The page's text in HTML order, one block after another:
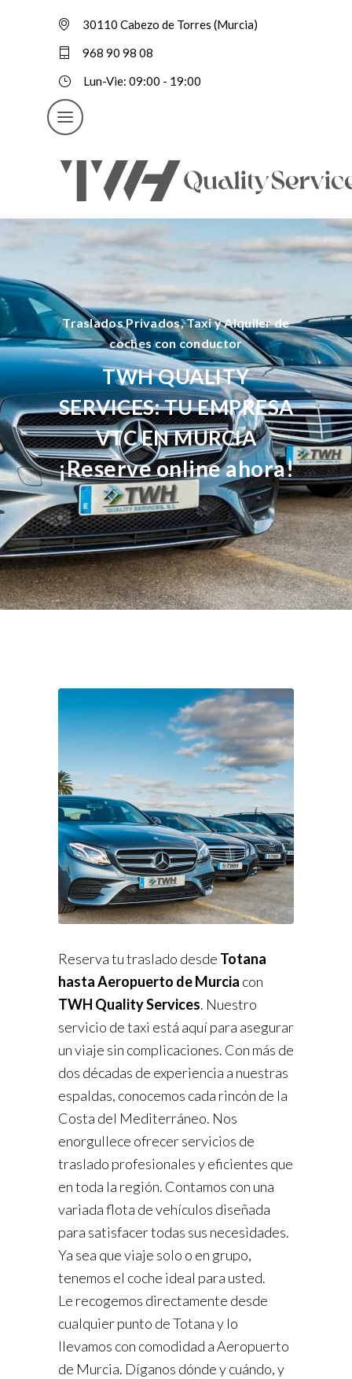
30110 Cabezo de Torres (Murcia)
968 90 98 08
Lun-Vie: 09:00 - 19:00
Traslados Privados, Taxi y Alquiler de
coches con conductor
TWH QUALITY
SERVICES: TU EMPRESA
VTC EN MURCIA
¡Reserve online ahora!
Reserva tu traslado desde Totana
hasta Aeropuerto de Murcia con
TWH Quality Services. Nuestro
servicio de taxi está aquí para asegurar
un viaje sin complicaciones. Con más de
dos décadas de experiencia a nuestras
espaldas, conocemos cada rincón de la
Costa del Mediterráneo. Nos
enorgullece ofrecer servicios de
traslado profesionales y eficientes que
en toda la región. Contamos con una
variada flota de vehículos diseñada
para satisfacer todas sus necesidades.
Ya sea que viaje solo o en grupo,
tenemos el coche ideal para usted.
Le recogemos directamente desde
cualquier punto de Totana y lo
llevamos con comodidad a Aeropuerto
de Murcia. Díganos dónde y cuándo, y